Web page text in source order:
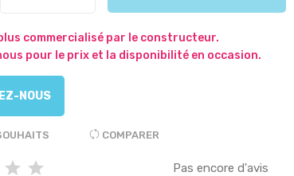
commercialisé par le constructeur.
pour le prix et la disponibilité en occasion.
NOUS
COMPARER
Pas encore d'avis